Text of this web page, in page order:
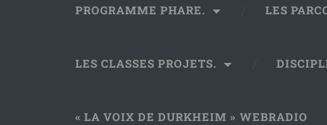
PROGRAMME PHARE. LES
LES CLASSES PROJETS.
« LA VOIX DE DURKHEIM » WEBRADIO